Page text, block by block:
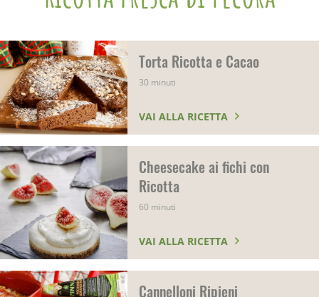
Torta Ricotta e Cacao
30 minuti
VAI ALLA RICETTA
Cheesecake ai fichi con
Ricotta
60 minuti
VAI ALLA RICETTA
Cannelloni Ripieni